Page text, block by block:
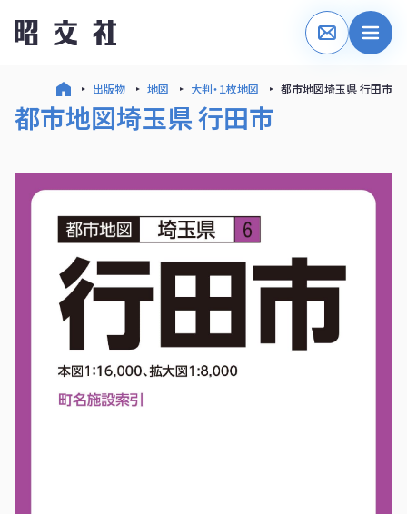
都市地図埼玉県 行田市
出版物 地図 大判・１枚地図 都市地図埼玉県 行田市